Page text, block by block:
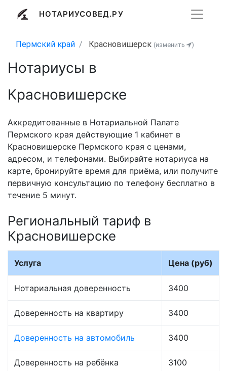
НОТАРИУСОВЕД.РУ
Пермский край Красновишерск (изменить )
Нотариусы в
Красновишерске
Аккредитованные в Нотариальной Палате
Пермского края действующие 1 кабинет в
Красновишерске Пермского края с ценами,
адресом, и телефонами. Выбирайте нотариуса на
карте, бронируйте время для приёма, или получите
первичную консультацию по телефону бесплатно в
течение 5 минут.
Региональный тариф в
Красновишерске
Услуга Цена (руб)
Нотариальная доверенность 3400
Доверенность на квартиру 3400
Доверенность на автомобиль 3400
Доверенность на ребёнка 3100